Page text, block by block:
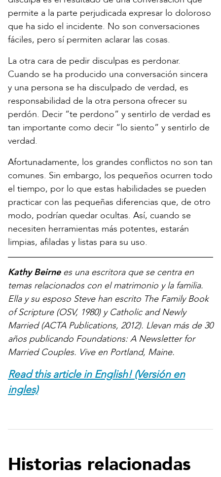
permite a la parte perjudicada expresar lo doloroso
que ha sido el incidente. No son conversaciones
fáciles, pero sí permiten aclarar las cosas.
La otra cara de pedir disculpas es perdonar.
Cuando se ha producido una conversación sincera
y una persona se ha disculpado de verdad, es
responsabilidad de la otra persona ofrecer su
perdón. Decir “te perdono” y sentirlo de verdad es
tan importante como decir “lo siento” y sentirlo de
verdad.
Afortunadamente, los grandes conflictos no son tan
comunes. Sin embargo, los pequeños ocurren todo
el tiempo, por lo que estas habilidades se pueden
practicar con las pequeñas diferencias que, de otro
modo, podrían quedar ocultas. Así, cuando se
necesiten herramientas más potentes, estarán
limpias, afiladas y listas para su uso.
Kathy Beirnees una escritora que se centra en
temas relacionados con el matrimonio y la familia.
Ella y su esposo Steve han escrito The Family Book
of Scripture (OSV, 1980) y Catholic and Newly
Married (ACTA Publications, 2012). Llevan más de 30
años publicando Foundations: A Newsletter for
Married Couples. Vive en Portland, Maine.
Read this article in English! (Versión en
ingles)
Historias relacionadas